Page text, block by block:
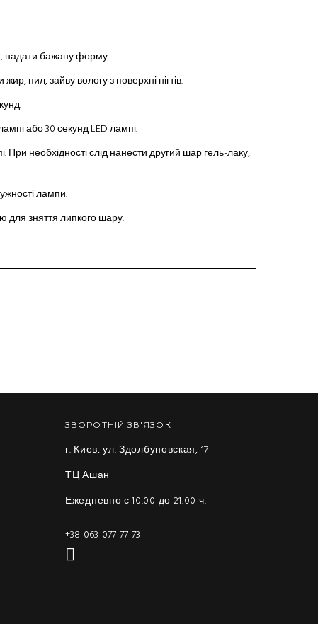
надати бажану форму.
пил, зайву вологу з поверхні нігтів.
або 30 секунд LED лампі.
При необхідності слід нанести другий шар гель-лаку,
лампи.
для зняття липкого шару.
ЗВОРОТНІЙ ЗВ'ЯЗОК
г. Киев, ул. Здолбуновская, 17
ТЦ Ашан
Ежедневно с 10.00 до 21.00 ч.
+38-063-077-77-73